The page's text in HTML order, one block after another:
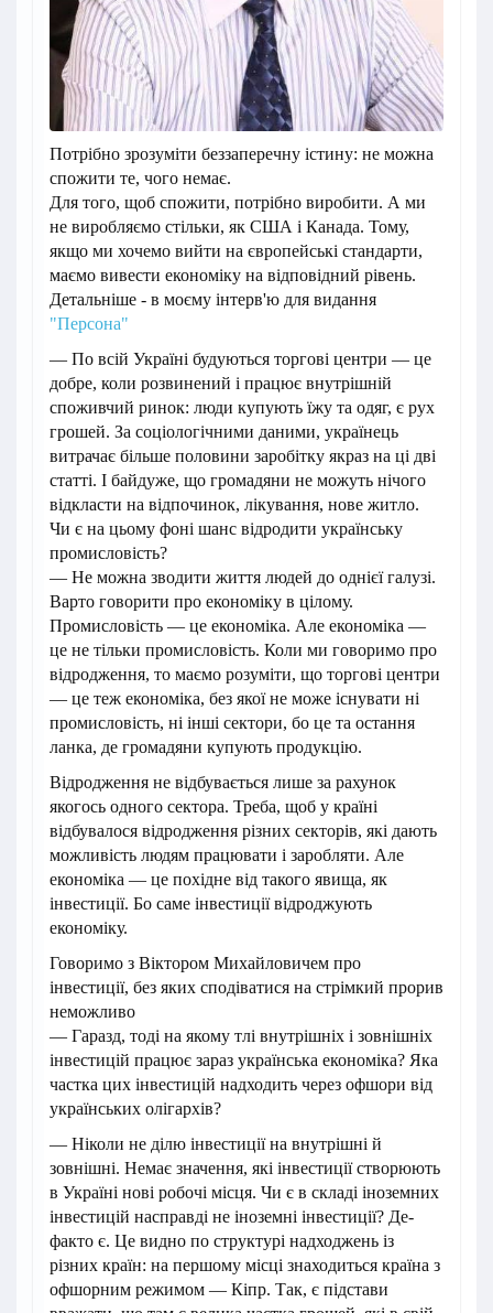
Потрібно зрозуміти беззаперечну істину: не можна
спожити те, чого немає.
Для того, щоб спожити, потрібно виробити. А ми
не виробляємо стільки, як США і Канада. Тому,
якщо ми хочемо вийти на європейські стандарти,
маємо вивести економіку на відповідний рівень.
Детальніше - в моєму інтерв'ю для видання
"Персона"
— По всій Україні будуються торгові центри — це
добре, коли розвинений і працює внутрішній
споживчий ринок: люди купують їжу та одяг, є рух
грошей. За соціологічними даними, українець
витрачає більше половини заробітку якраз на ці дві
статті. І байдуже, що громадяни не можуть нічого
відкласти на відпочинок, лікування, нове житло.
Чи є на цьому фоні шанс відродити українську
промисловість?
— Не можна зводити життя людей до однієї галузі.
Варто говорити про економіку в цілому.
Промисловість — це економіка. Але економіка —
це не тільки промисловість. Коли ми говоримо про
відродження, то маємо розуміти, що торгові центри
— це теж економіка, без якої не може існувати ні
промисловість, ні інші сектори, бо це та остання
ланка, де громадяни купують продукцію.
Відродження не відбувається лише за рахунок
якогось одного сектора. Треба, щоб у країні
відбувалося відродження різних секторів, які дають
можливість людям працювати і заробляти. Але
економіка — це похідне від такого явища, як
інвестиції. Бо саме інвестиції відроджують
економіку.
Говоримо з Віктором Михайловичем про
інвестиції, без яких сподіватися на стрімкий прорив
неможливо
— Гаразд, тоді на якому тлі внутрішніх і зовнішніх
інвестицій працює зараз українська економіка? Яка
частка цих інвестицій надходить через офшори від
українських олігархів?
— Ніколи не ділю інвестиції на внутрішні й
зовнішні. Немає значення, які інвестиції створюють
в Україні нові робочі місця. Чи є в складі іноземних
інвестицій насправді не іноземні інвестиції? Де-
факто є. Це видно по структурі надходжень із
різних країн: на першому місці знаходиться країна з
офшорним режимом — Кіпр. Так, є підстави